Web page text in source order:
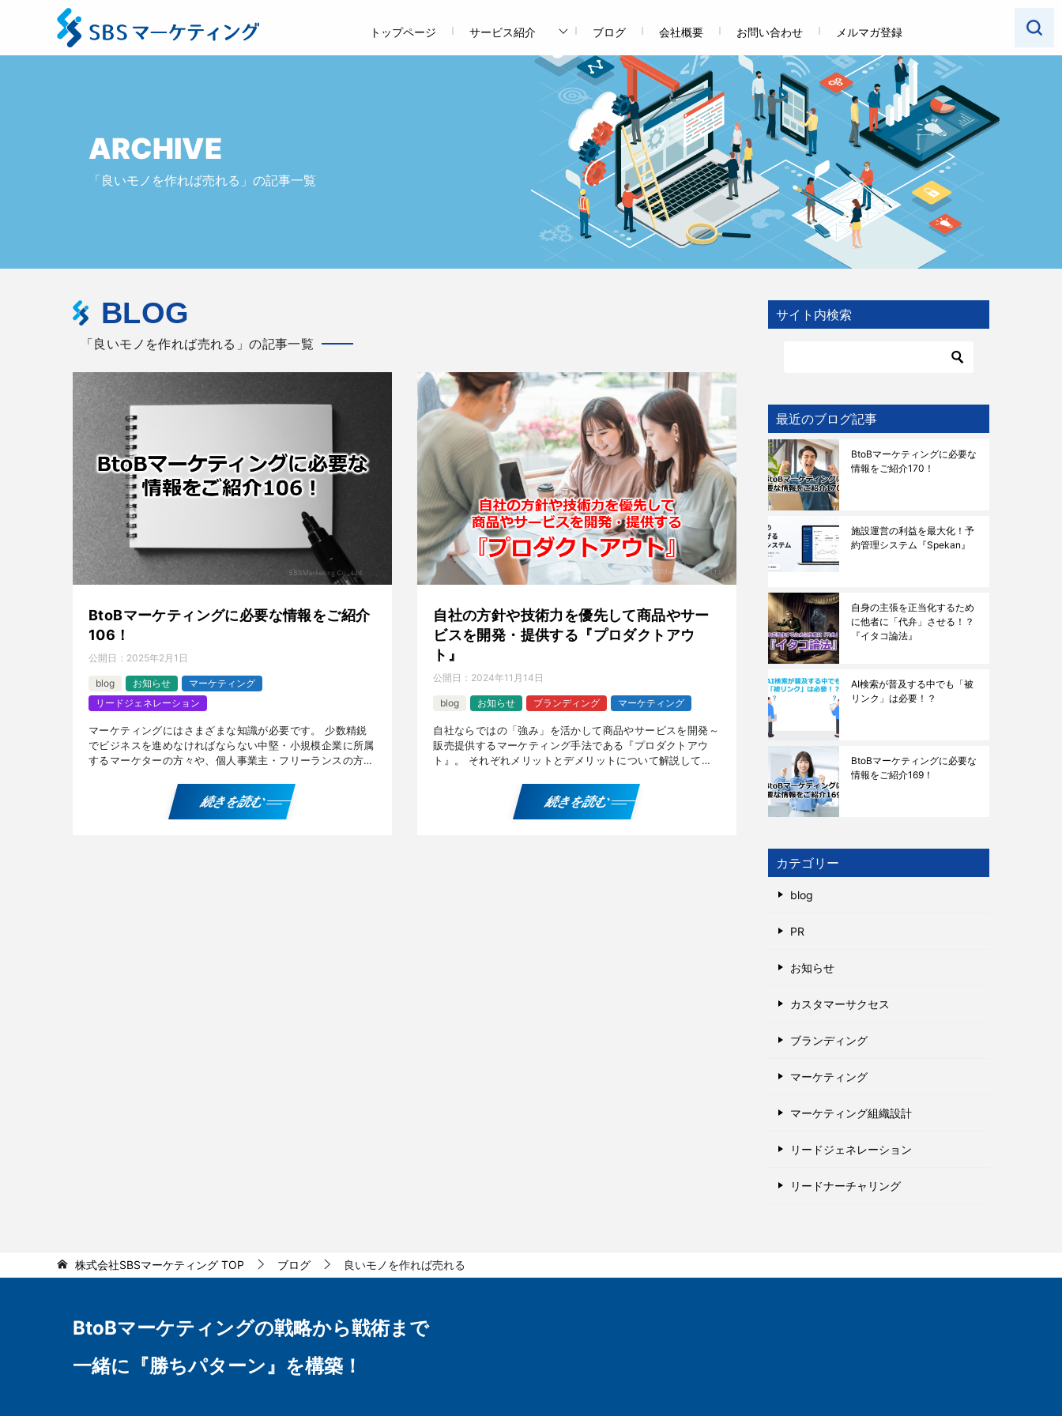
トップページ サービス紹介 ブログ 会社概要 お問い合わせ メルマガ登録
ARCHIVE
「良いモノを作れば売れる」の記事一覧
BLOG
「良いモノを作れば売れる」の記事一覧
BtoBマーケティングに必要な情報をご紹介
106！
公開日： 2025年2月1日
blog お知らせ
マーケティング
リードジェネレーション
マーケティングにはさまざまな知識が必要です。 少数精鋭
でビジネスを進めなければならない中堅・小規模企業に所属
するマーケターの方々や、個人事業主・フリーランスの方々
続きを読む
自社の方針や技術力を優先して商品やサー
ビスを開発・提供する『プロダクトアウ
ト』
公開日： 2024年11月14日
blog お知らせ ブランディング マーケティング
自社ならではの「強み」を活かして商品やサービスを開発～
販売提供するマーケティング手法である『プロダクトアウ
ト』。 それぞれメリットとデメリットについて解説してい
続きを読む
サイト内検索
最近のブログ記事
BtoBマーケティングに必要な
情報をご紹介170！
施設運営の利益を最大化！予
約管理システム『Spekan』
自身の主張を正当化するため
に他者に「代弁」させる！？
『イタコ論法』
AI検索が普及する中でも「被
リンク」は必要！？
BtoBマーケティングに必要な
情報をご紹介169！
カテゴリー
blog
PR
お知らせ
カスタマーサクセス
ブランディング
マーケティング
マーケティング組織設計
リードジェネレーション
リードナーチャリング
株式会社SBSマーケティング TOP ブログ 良いモノを作れば売れる
BtoBマーケティングの戦略から戦術まで
一緒に『勝ちパターン』を構築！